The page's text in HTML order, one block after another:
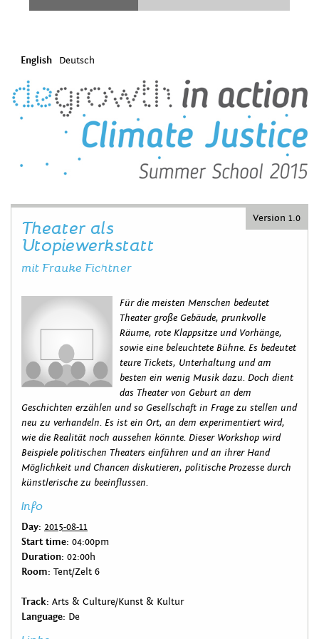
English Deutsch
Version 1.0
Theater als
Utopiewerkstatt
mit Frauke Fichtner
Für die meisten Menschen bedeutet
Theater große Gebäude, prunkvolle
Räume, rote Klappsitze und Vorhänge,
sowie eine beleuchtete Bühne. Es bedeutet
teure Tickets, Unterhaltung und am
besten ein wenig Musik dazu. Doch dient
das Theater von Geburt an dem
Geschichten erzählen und so Gesellschaft in Frage zu stellen und
neu zu verhandeln. Es ist ein Ort, an dem experimentiert wird,
wie die Realität noch aussehen könnte. Dieser Workshop wird
Beispiele politischen Theaters einführen und an ihrer Hand
Möglichkeit und Chancen diskutieren, politische Prozesse durch
künstlerische zu beeinflussen.
Info
Day: 2015-08-11
Start time: 04:00pm
Duration: 02:00h
Room: Tent/Zelt 6
Track: Arts & Culture/Kunst & Kultur
Language: De